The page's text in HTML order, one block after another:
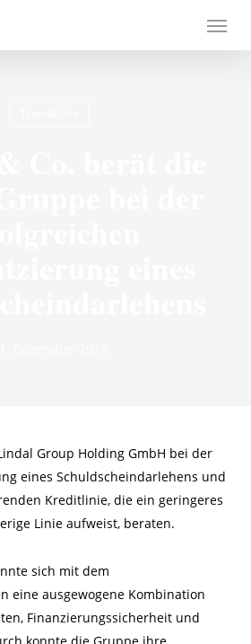
Menu
Group Holding GmbH bei der
eines Schuldscheindarlehens und
Kreditlinie, die ein geringeres
Linie aufweist, beraten.
sich mit dem
eine ausgewogene Kombination
Finanzierungssicherheit und